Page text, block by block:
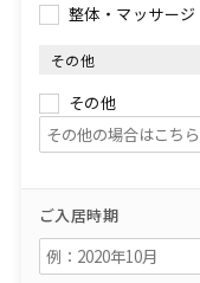
整体・マッサージ
その他
その他
ご入居時期